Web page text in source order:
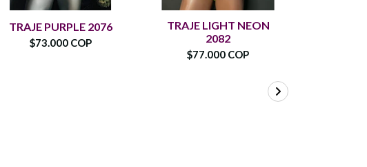
TRAJE PURPLE 2076
$73.000 COP
TRAJE LIGHT NEON
2082
$77.000 COP